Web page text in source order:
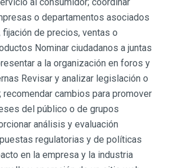
o departamentos asociados
fijación de precios, ventas o
Nominar ciudadanos a juntas
a la organización en foros y
Revisar y analizar legislación o
cambios para promover
del público o de grupos
análisis y evaluación
regulatorias y de políticas
en la empresa y la industria